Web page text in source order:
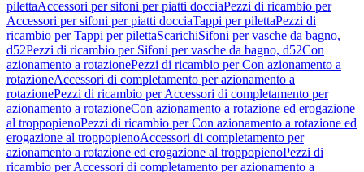
pilettaAccessori per sifoni per piatti docciaPezzi di ricambio per
Accessori per sifoni per piatti docciaTappi per pilettaPezzi di
ricambio per Tappi per pilettaScarichiSifoni per vasche da bagno,
d52Pezzi di ricambio per Sifoni per vasche da bagno, d52Con
azionamento a rotazionePezzi di ricambio per Con azionamento a
rotazioneAccessori di completamento per azionamento a
rotazionePezzi di ricambio per Accessori di completamento per
azionamento a rotazioneCon azionamento a rotazione ed erogazione
al troppopienoPezzi di ricambio per Con azionamento a rotazione ed
erogazione al troppopienoAccessori di completamento per
azionamento a rotazione ed erogazione al troppopienoPezzi di
ricambio per Accessori di completamento per azionamento a